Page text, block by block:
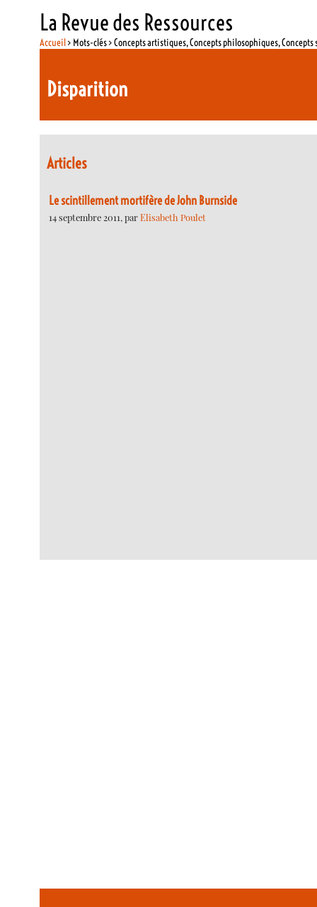
La Revue des Ressources
Accueil> Mots-clés > Concepts artistiques, Concepts philosophiques,
Disparition
Articles
Le scintillement mortifère de John Burnside
14 septembre 2011, parElisabeth Poulet